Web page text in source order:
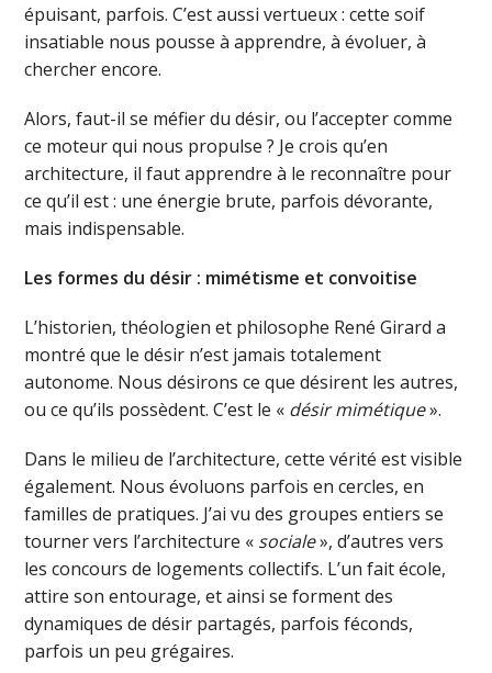
épuisant, parfois. C’est aussi vertueux : cette soif
insatiable nous pousse à apprendre, à évoluer, à
chercher encore.
Alors, faut-il se méfier du désir, ou l’accepter comme
ce moteur qui nous propulse ? Je crois qu’en
architecture, il faut apprendre à le reconnaître pour
ce qu’il est : une énergie brute, parfois dévorante,
mais indispensable.
Les formes du désir : mimétisme et convoitise
L’historien, théologien et philosophe René Girard a
montré que le désir n’est jamais totalement
autonome. Nous désirons ce que désirent les autres,
ou ce qu’ils possèdent. C’est le « désir mimétique».
Dans le milieu de l’architecture, cette vérité est visible
également. Nous évoluons parfois en cercles, en
familles de pratiques. J’ai vu des groupes entiers se
tourner vers l’architecture « sociale», d’autres vers
les concours de logements collectifs. L’un fait école,
attire son entourage, et ainsi se forment des
dynamiques de désir partagés, parfois féconds,
parfois un peu grégaires.